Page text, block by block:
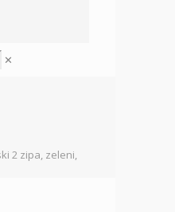
✕
2 zipa, zeleni,